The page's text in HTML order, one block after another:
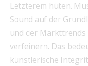
Letzterem hüten.
Sound auf der
und der
verfeinern. Das
künstlerische